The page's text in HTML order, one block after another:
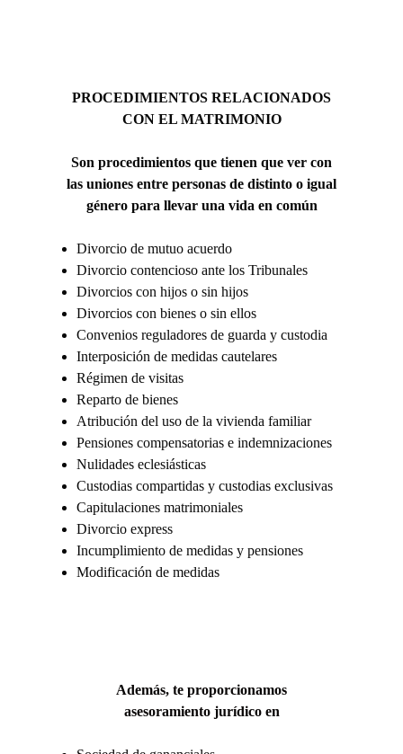
PROCEDIMIENTOS RELACIONADOS
CON EL MATRIMONIO
Son procedimientos que tienen que ver con
las uniones entre personas de distinto o igual
género para llevar una vida en común
Divorcio de mutuo acuerdo
Divorcio contencioso ante los Tribunales
Divorcios con hijos o sin hijos
Divorcios con bienes o sin ellos
Convenios reguladores de guarda y custodia
Interposición de medidas cautelares
Régimen de visitas
Reparto de bienes
Atribución del uso de la vivienda familiar
Pensiones compensatorias e indemnizaciones
Nulidades eclesiásticas
Custodias compartidas y custodias exclusivas
Capitulaciones matrimoniales
Divorcio express
Incumplimiento de medidas y pensiones
Modificación de medidas
Además, te proporcionamos
asesoramiento jurídico en